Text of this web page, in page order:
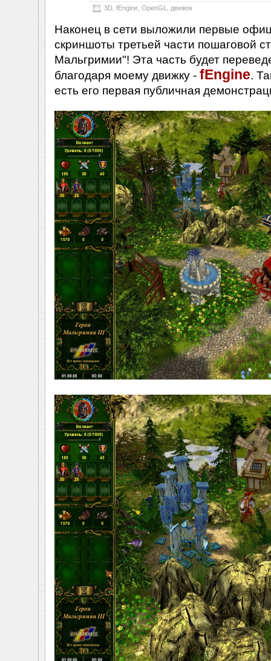
3D, fEngine, OpenGL движок
Наконец в сети выложили первые
скриншоты третьей части пошаговой
Мальгримии"! Эта часть будет
благодаря моему движку - fEngine.
есть его первая публичная